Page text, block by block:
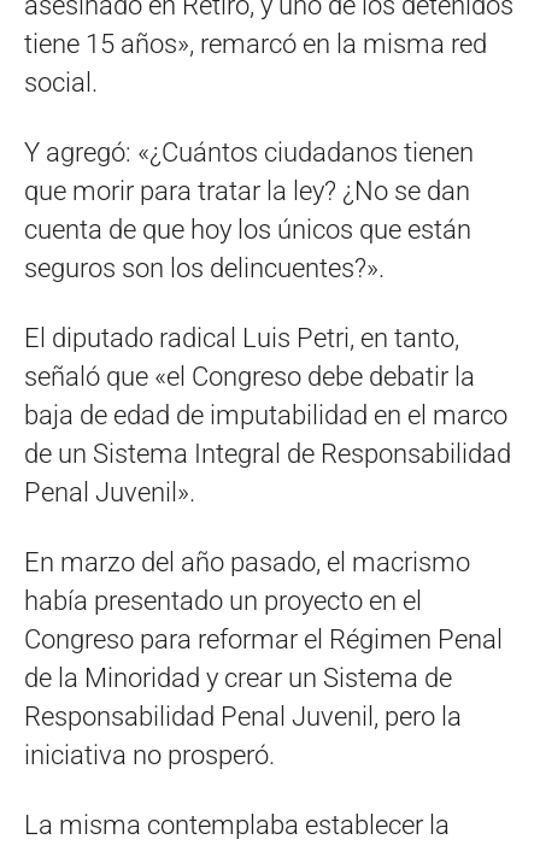
tiene 15 años», remarcó en la misma red
social.
Y agregó: «¿Cuántos ciudadanos tienen
que morir para tratar la ley? ¿No se dan
cuenta de que hoy los únicos que están
seguros son los delincuentes?».
El diputado radical Luis Petri, en tanto,
señaló que «el Congreso debe debatir la
baja de edad de imputabilidad en el marco
de un Sistema Integral de Responsabilidad
Penal Juvenil».
En marzo del año pasado, el macrismo
había presentado un proyecto en el
Congreso para reformar el Régimen Penal
de la Minoridad y crear un Sistema de
Responsabilidad Penal Juvenil, pero la
iniciativa no prosperó.
La misma contemplaba establecer la